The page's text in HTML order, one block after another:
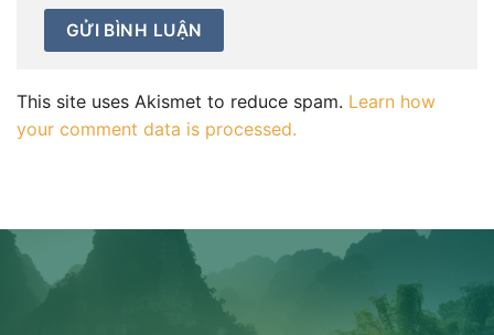
This site uses Akismet to reduce spam. Learn how
your comment data is processed.